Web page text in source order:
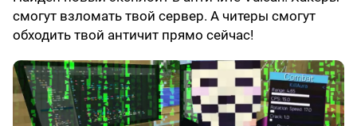
смогут взломать твой сервер. А читеры смогут
обходить твой античит прямо сейчас!